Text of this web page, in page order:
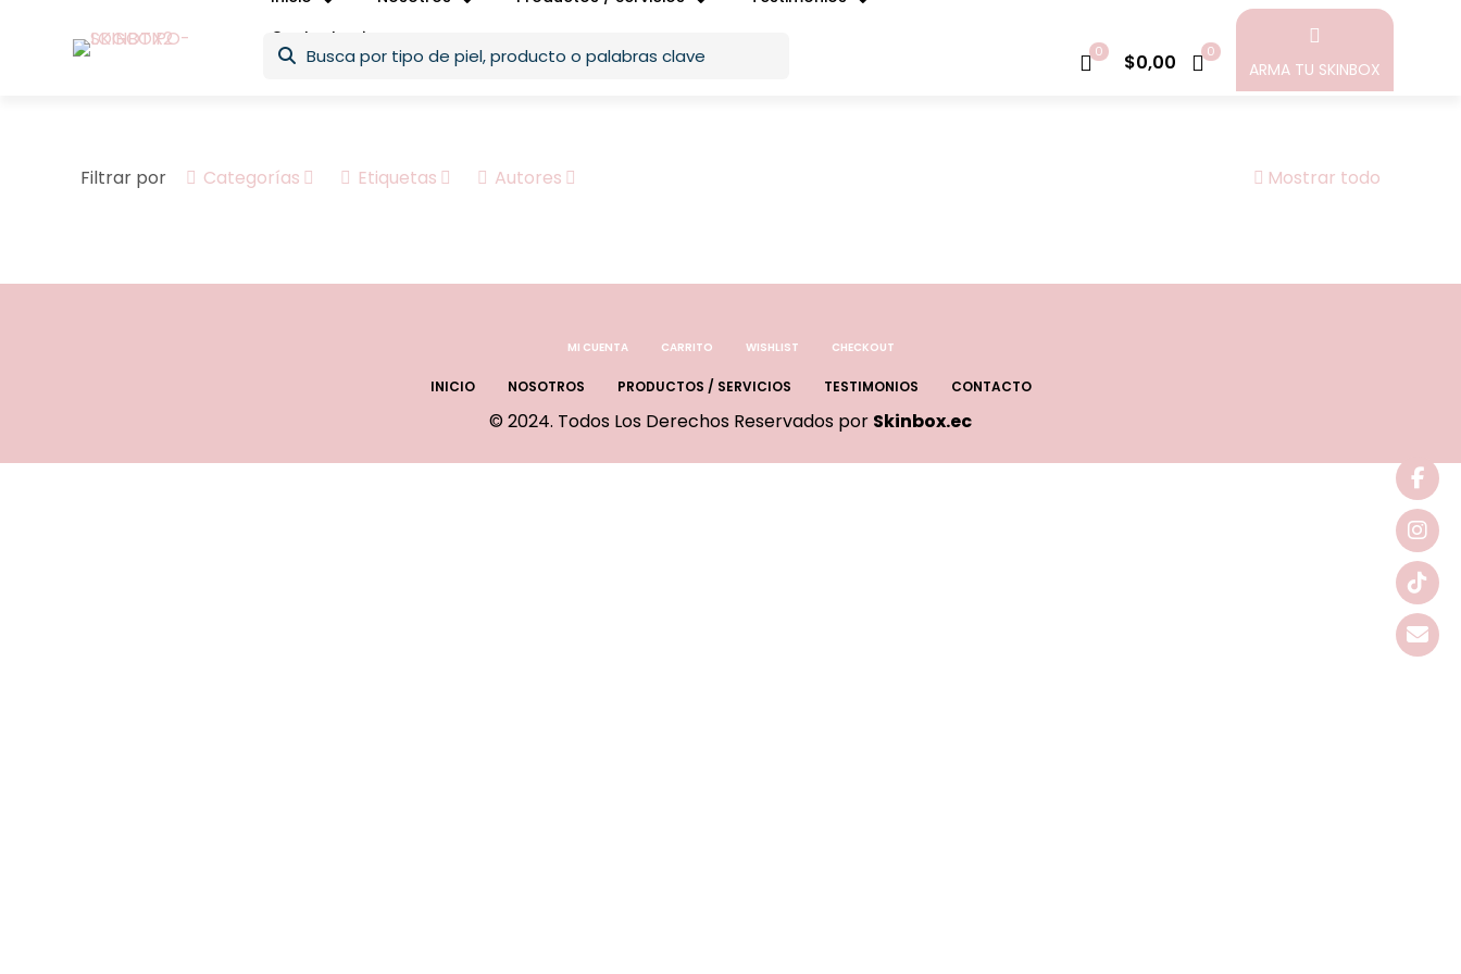
Contacto
0 $0,00 0
ARMA TU SKINBOX
Filtrar por Categorías Etiquetas Autores Mostrar todo
MI CUENTA CARRITO WISHLIST CHECKOUT
INICIO NOSOTROS PRODUCTOS / SERVICIOS TESTIMONIOS CONTACTO
© 2024. Todos Los Derechos Reservados por Skinbox.ec